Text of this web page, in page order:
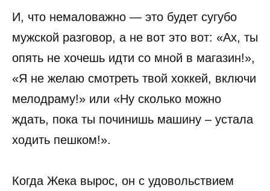
И, что немаловажно — это будет сугубо
мужской разговор, а не вот это вот: «Ах, ты
опять не хочешь идти со мной в магазин!»,
«Я не желаю смотреть твой хоккей, включи
мелодраму!» или «Ну сколько можно
ждать, пока ты починишь машину – устала
ходить пешком!».
Когда Жека вырос, он с удовольствием